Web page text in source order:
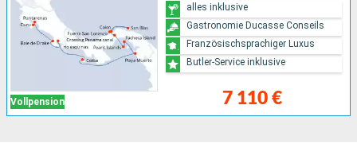
Vollpension 7 110 €
alles inklusive
Gastronomie Ducasse Conseils
Französischsprachiger Luxus
Butler-Service inklusive